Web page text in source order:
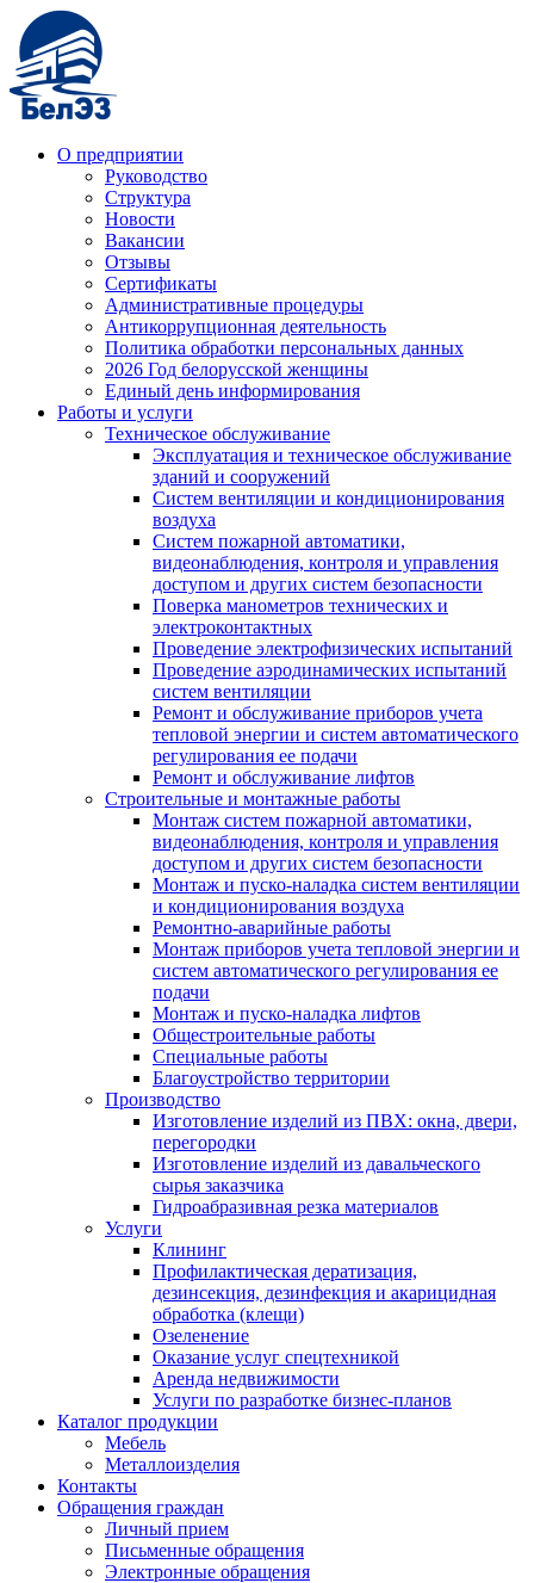
О предприятии
Руководство
Структура
Новости
Вакансии
Отзывы
Сертификаты
Административные процедуры
Антикоррупционная деятельность
Политика обработки персональных данных
2026 Год белорусской женщины
Единый день информирования
Работы и услуги
Техническое обслуживание
Эксплуатация и техническое обслуживание
зданий и сооружений
Систем вентиляции и кондиционирования
воздуха
Систем пожарной автоматики,
видеонаблюдения, контроля и управления
доступом и других систем безопасности
Поверка манометров технических и
электроконтактных
Проведение электрофизических испытаний
Проведение аэродинамических испытаний
систем вентиляции
Ремонт и обслуживание приборов учета
тепловой энергии и систем автоматического
регулирования ее подачи
Ремонт и обслуживание лифтов
Строительные и монтажные работы
Монтаж систем пожарной автоматики,
видеонаблюдения, контроля и управления
доступом и других систем безопасности
Монтаж и пуско-наладка систем вентиляции
и кондиционирования воздуха
Ремонтно-аварийные работы
Монтаж приборов учета тепловой энергии и
систем автоматического регулирования ее
подачи
Монтаж и пуско-наладка лифтов
Общестроительные работы
Специальные работы
Благоустройство территории
Производство
Изготовление изделий из ПВХ: окна, двери,
перегородки
Изготовление изделий из давальческого
сырья заказчика
Гидроабразивная резка материалов
Услуги
Клининг
Профилактическая дератизация,
дезинсекция, дезинфекция и акарицидная
обработка (клещи)
Озеленение
Оказание услуг спецтехникой
Аренда недвижимости
Услуги по разработке бизнес-планов
Каталог продукции
Мебель
Металлоизделия
Контакты
Обращения граждан
Личный прием
Письменные обращения
Электронные обращения